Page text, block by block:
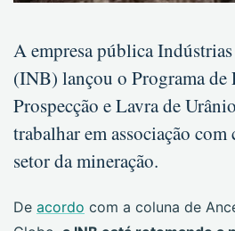
A empresa pública
(INB) lançou o Programa de
Prospecção e Lavra de
trabalhar em associação
setor da mineração.
De acordo com a coluna de